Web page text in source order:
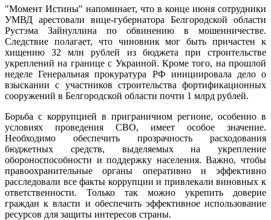
"Момент Истины" напоминает, что в конце июня сотрудники
УМВД арестовали вице-губернатора Белгородской области
Рустэма Зайнуллина по обвинению в мошенничестве.
Следствие полагает, что чиновник мог быть причастен к
хищению 32 млн рублей из бюджета при строительстве
укреплений на границе с Украиной. Кроме того, на прошлой
неделе Генеральная прокуратура РФ инициировала дело о
взыскании с участников строительства фортификационных
сооружений в Белгородской области почти 1 млрд рублей.
Борьба с коррупцией в приграничном регионе, особенно в
условиях проведения СВО, имеет особое значение.
Необходимо обеспечить прозрачность расходования
бюджетных средств, выделяемых на укрепление
обороноспособности и поддержку населения. Важно, чтобы
правоохранительные органы оперативно и эффективно
расследовали все факты коррупции и привлекали виновных к
ответственности. Только так можно укрепить доверие
граждан к власти и обеспечить эффективное использование
ресурсов для защиты интересов страны.